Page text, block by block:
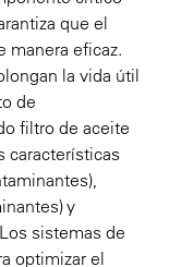
que el
manera eficaz.
la vida útil
de
filtro de aceite
características
y
sistemas de
optimizar el